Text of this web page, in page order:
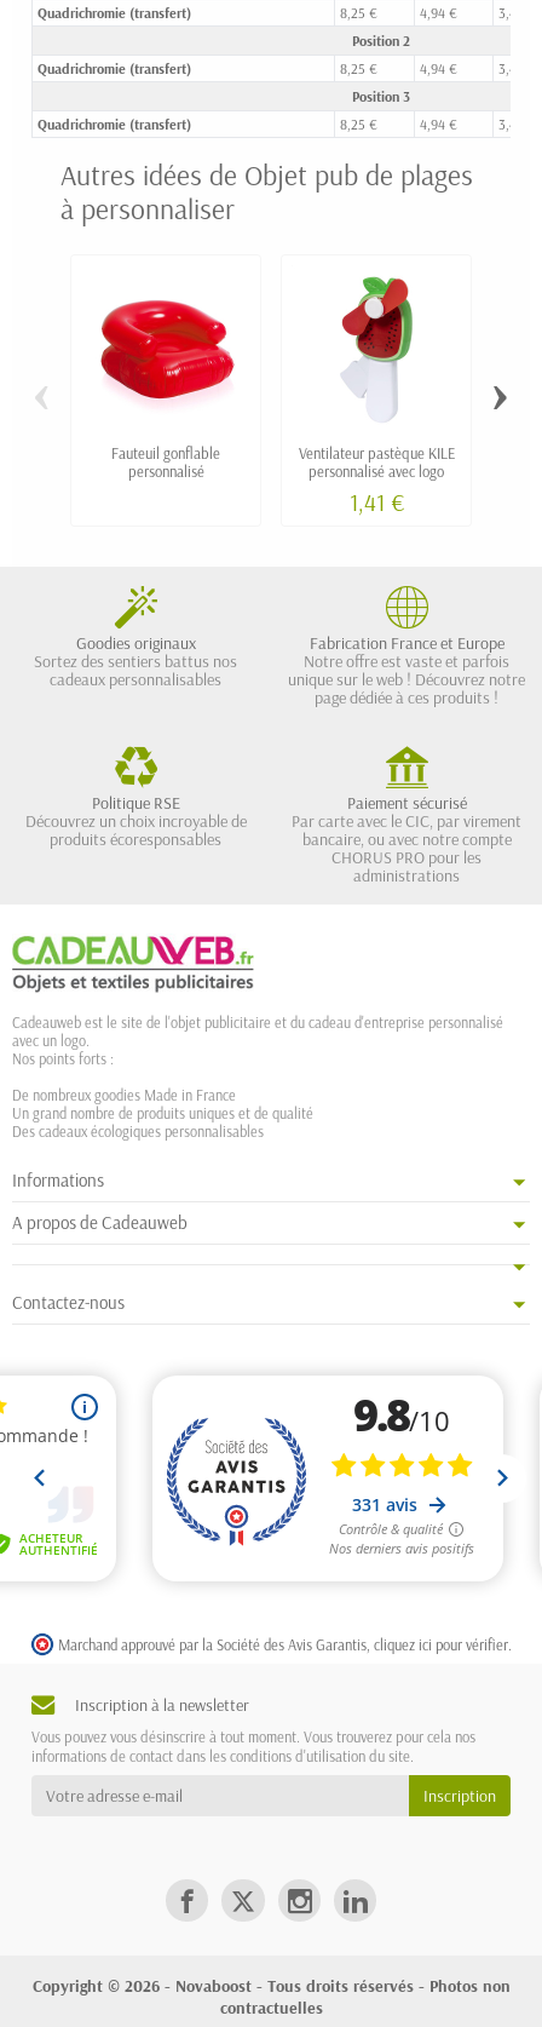
Quadrichromie (transfert)
8,25 € 4,94 €
3,42 €
Position 2
Quadrichromie (transfert)
8,25 € 4,94 €
3,42 €
Position 3
Quadrichromie (transfert)
8,25 € 4,94 € 3,42 €
Autres idées de Objet pub de plages
à personnaliser
Fauteuil gonflable
personnalisé
Ventilateur pastèque KILE
personnalisé avec logo
1,41 €
‹ ›
Goodies originaux
Sortez des sentiers battus nos
cadeaux personnalisables
Fabrication France et Europe
Notre offre est vaste et parfois
unique sur le web ! Découvrez notre
page dédiée à ces produits !
Politique RSE
Découvrez un choix incroyable de
produits écoresponsables
Paiement sécurisé
Par carte avec le CIC, par virement
bancaire, ou avec notre compte
CHORUS PRO pour les
administrations
Cadeauweb est le site de l'objet publicitaire et du cadeau d'entreprise personnalisé
avec un logo.
Nos points forts :
De nombreux goodies Made in France
Un grand nombre de produits uniques et de qualité
Des cadeaux écologiques personnalisables
Informations
A propos de Cadeauweb
Contactez-nous
Marchand approuvé par la Société des Avis Garantis, cliquez ici pour vérifier
Inscription à la newsletter
Vous pouvez vous désinscrire à tout moment. Vous trouverez pour cela nos
informations de contact dans les conditions d'utilisation du site.
Copyright © 2026 - Novaboost - Tous droits réservés - Photos non
contractuelles